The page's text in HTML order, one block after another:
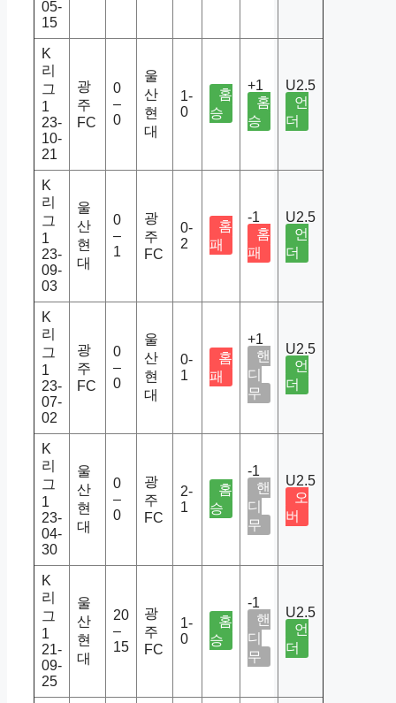
05-
15
K
리
그
1
23-
10-
21
광
주
FC
0
–
0
울
산
현
대
1-
0
홈
승
+1
홈
승
U2.5
언
더
K
리
그
1
23-
09-
03
울
산
현
대
0
–
1
광
주
FC
0-
2
홈
패
-1
홈
패
U2.5
언
더
K
리
그
1
23-
07-
02
광
주
FC
0
–
0
울
산
현
대
0-
1
홈
패
+1
핸
디
무
U2.5
언
더
K
리
그
1
23-
04-
30
울
산
현
대
0
–
0
광
주
FC
2-
1
홈
승
-1
핸
디
무
U2.5
오
버
K
리
그
1
21-
09-
25
울
산
현
대
20
–
15
광
주
FC
1-
0
홈
승
-1
핸
디
무
U2.5
언
더